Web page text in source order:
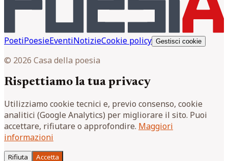
PoetiPoesieEventiNotizieCookie policy Gestisci cookie
© 2026 Casa della poesia
Rispettiamo la tua privacy
Utilizziamo cookie tecnici e, previo consenso, cookie
analitici (Google Analytics) per migliorare il sito. Puoi
accettare, rifiutare o approfondire. Maggiori
informazioni
Rifiuta Accetta